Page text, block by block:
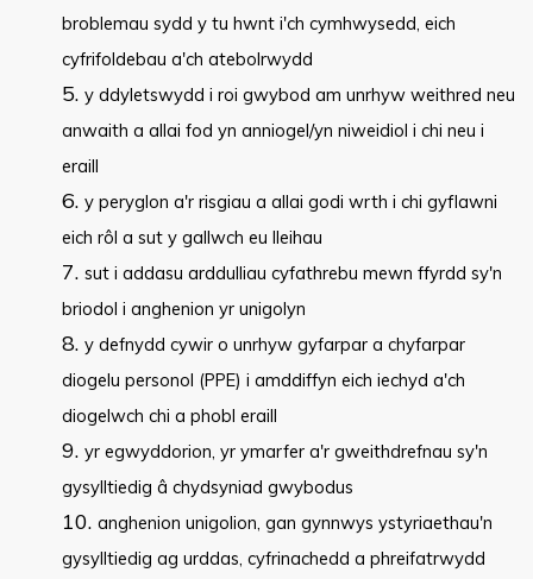
broblemau sydd y tu hwnt i'ch cymhwysedd, eich
cyfrifoldebau a'ch atebolrwydd
y ddyletswydd i roi gwybod am unrhyw weithred neu
anwaith a allai fod yn anniogel/yn niweidiol i chi neu i
eraill
y peryglon a'r risgiau a allai godi wrth i chi gyflawni
eich rôl a sut y gallwch eu lleihau
sut i addasu arddulliau cyfathrebu mewn ffyrdd sy'n
briodol i anghenion yr unigolyn
y defnydd cywir o unrhyw gyfarpar a chyfarpar
diogelu personol (PPE) i amddiffyn eich iechyd a'ch
diogelwch chi a phobl eraill
yr egwyddorion, yr ymarfer a'r gweithdrefnau sy'n
gysylltiedig â chydsyniad gwybodus
anghenion unigolion, gan gynnwys ystyriaethau'n
gysylltiedig ag urddas, cyfrinachedd a phreifatrwydd